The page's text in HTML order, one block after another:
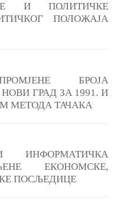
И ПОЛИТИЧКЕ
ПОЛОЖАЈА
БРОЈА
ГРАД ЗА 1991. И
МЕТОДА ТАЧАКА
ИНФОРМАТИЧКА
ЕКОНОМСКЕ,
ПОСЉЕДИЦЕ